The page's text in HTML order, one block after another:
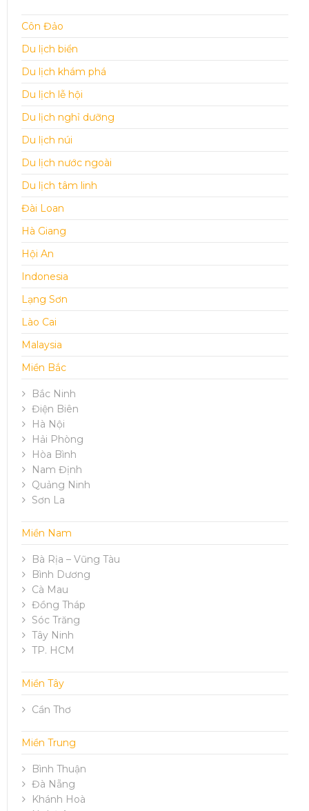
Côn Đảo
Du lịch biển
Du lịch khám phá
Du lịch lễ hội
Du lịch nghỉ dưỡng
Du lịch núi
Du lịch nước ngoài
Du lịch tâm linh
Đài Loan
Hà Giang
Hội An
Indonesia
Lạng Sơn
Lào Cai
Malaysia
Miền Bắc
Bắc Ninh
Điện Biên
Hà Nội
Hải Phòng
Hòa Bình
Nam Định
Quảng Ninh
Sơn La
Miền Nam
Bà Rịa – Vũng Tàu
Bình Dương
Cà Mau
Đồng Tháp
Sóc Trăng
Tây Ninh
TP. HCM
Miền Tây
Cần Thơ
Miền Trung
Bình Thuận
Đà Nẵng
Khánh Hoà